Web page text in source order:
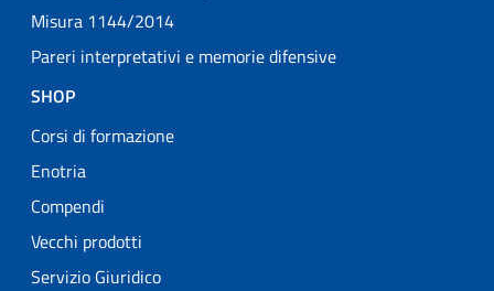
Misura 1144/2014
Pareri interpretativi e memorie difensive
SHOP
Corsi di formazione
Enotria
Compendi
Vecchi prodotti
Servizio Giuridico